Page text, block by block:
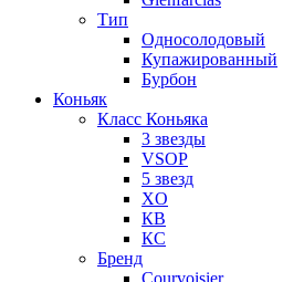
Тип
Односолодовый
Купажированный
Бурбон
Коньяк
Класс Коньяка
3 звезды
VSOP
5 звезд
XO
КВ
КС
Бренд
Courvoisier